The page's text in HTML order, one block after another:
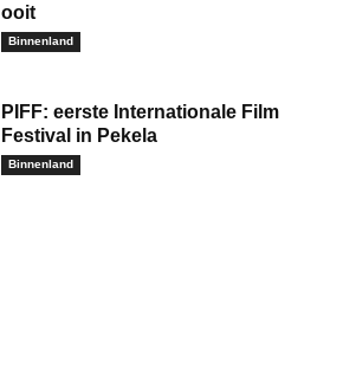
ooit
Binnenland
PIFF: eerste Internationale Film
Festival in Pekela
Binnenland